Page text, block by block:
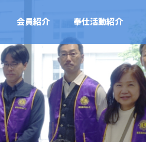
会員紹介 奉仕活動紹介